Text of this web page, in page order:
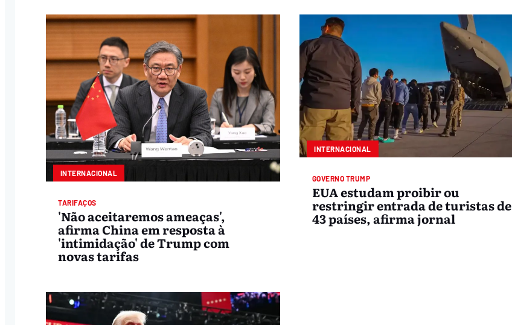
INTERNACIONAL
TARIFAÇOS
'Não aceitaremos ameaças',
afirma China em resposta à
'intimidação' de Trump com
novas tarifas
INTERNACIONAL
GOVERNO TRUMP
EUA estudam proibir ou
restringir entrada de turistas de
43 países, afirma jornal